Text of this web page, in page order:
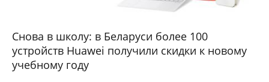
Снова в школу: в Беларуси более 100
устройств Huawei получили скидки к новому
учебному году